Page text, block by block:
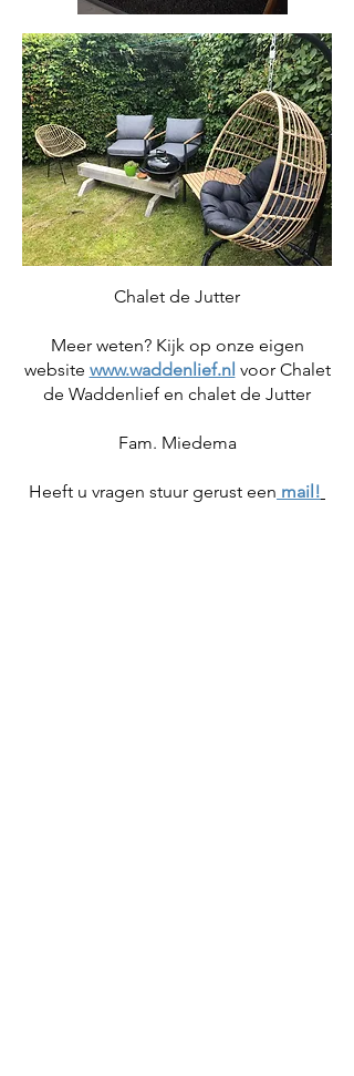
Chalet de Jutter
Meer weten? Kijk op onze eigen
website www.waddenlief.nl voor Chalet
de Waddenlief en chalet de Jutter
Fam. Miedema
Heeft u vragen stuur gerust een mail!